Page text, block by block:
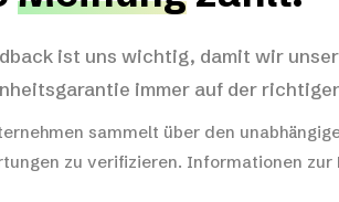
ist uns wichtig, damit wir
immer auf der
sammelt über den
zu verifizieren. Informationen zur